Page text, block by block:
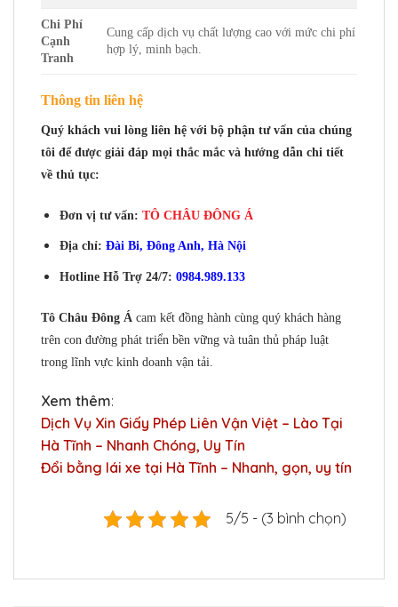
Chi Phí
Cạnh
Tranh
Cung cấp dịch vụ chất lượng cao với mức chi phí
hợp lý, minh bạch.
Thông tin liên hệ
Quý khách vui lòng liên hệ với bộ phận tư vấn của chúng
tôi để được giải đáp mọi thắc mắc và hướng dẫn chi tiết
về thủ tục:
Đơn vị tư vấn: TÔ CHÂU ĐÔNG Á
Địa chỉ: Đài Bi, Đông Anh, Hà Nội
Hotline Hỗ Trợ 24/7: 0984.989.133
Tô Châu Đông Á cam kết đồng hành cùng quý khách hàng
trên con đường phát triển bền vững và tuân thủ pháp luật
trong lĩnh vực kinh doanh vận tải.
Xem thêm:
Dịch Vụ Xin Giấy Phép Liên Vận Việt – Lào Tại
Hà Tĩnh – Nhanh Chóng, Uy Tín
Đổi bằng lái xe tại Hà Tĩnh – Nhanh, gọn, uy tín
5/5 - (3 bình chọn)